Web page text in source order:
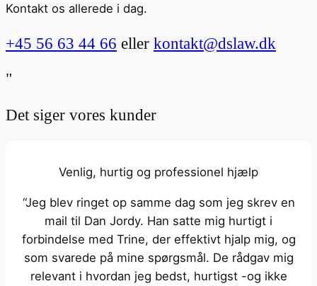
Kontakt os allerede i dag.
+45 56 63 44 66 eller kontakt@dslaw.dk
"
Det siger vores kunder
Venlig, hurtig og professionel hjælp
“Jeg blev ringet op samme dag som jeg skrev en
mail til Dan Jordy. Han satte mig hurtigt i
forbindelse med Trine, der effektivt hjalp mig, og
som svarede på mine spørgsmål. De rådgav mig
relevant i hvordan jeg bedst, hurtigst -og ikke